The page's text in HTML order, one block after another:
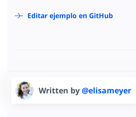
Editar ejemplo en GitHub
Written by@elisameyer